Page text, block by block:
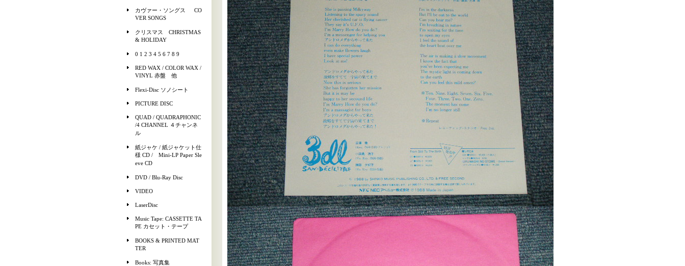
カヴァー・ソングス CO
VER SONGS
クリスマス CHRISTMAS
& HOLIDAY
0 1 2 3 4 5 6 7 8 9
RED WAX / COLOR WAX /
VINYL 赤盤 他
Flexi-Disc ソノシート
PICTURE DISC
QUAD / QUADRAPHONIC
/4 CHANNEL ４チャンネ
ル
紙ジャケ / 紙ジャケット仕
様 CD / Mini-LP Paper Sle
eve CD
DVD / Blu-Ray Disc
VIDEO
LaserDisc
Music Tape: CASSETTE TA
PE カセット・テープ
BOOKS & PRINTED MAT
TER
Books: 写真集